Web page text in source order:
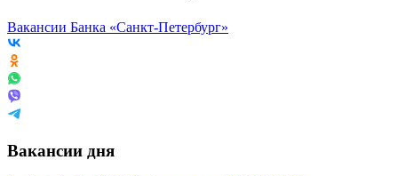
Вакансии Банка «Санкт-Петербург»
Вакансии дня